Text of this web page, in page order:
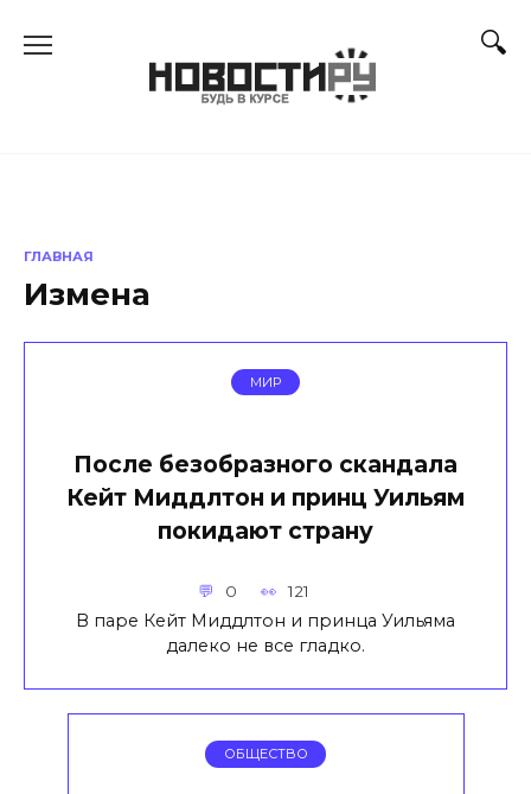
ГЛАВНАЯ
Измена
МИР
После безобразного скандала
Кейт Миддлтон и принц Уильям
покидают страну
0 121
В паре Кейт Миддлтон и принца Уильяма
далеко не все гладко.
ОБЩЕСТВО